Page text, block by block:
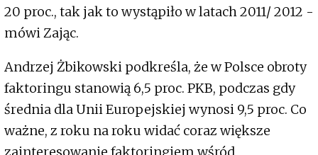
20 proc., tak jak to wystąpiło w latach 2011/ 2012 -
mówi Zając.
Andrzej Żbikowski podkreśla, że w Polsce obroty
faktoringu stanowią 6,5 proc. PKB, podczas gdy
średnia dla Unii Europejskiej wynosi 9,5 proc. Co
ważne, z roku na roku widać coraz większe